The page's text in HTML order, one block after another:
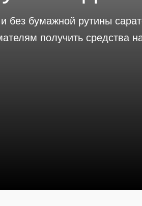
без бумажной рутины
получить средства